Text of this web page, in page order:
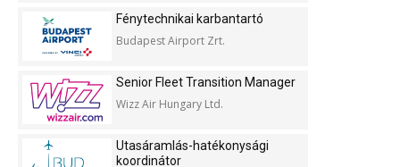
Fénytechnikai karbantartó
Budapest Airport Zrt.
Senior Fleet Transition Manager
Wizz Air Hungary Ltd.
Utasáramlás-hatékonysági
koordinátor